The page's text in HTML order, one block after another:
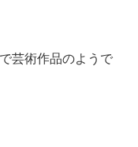
芸術作品のようで